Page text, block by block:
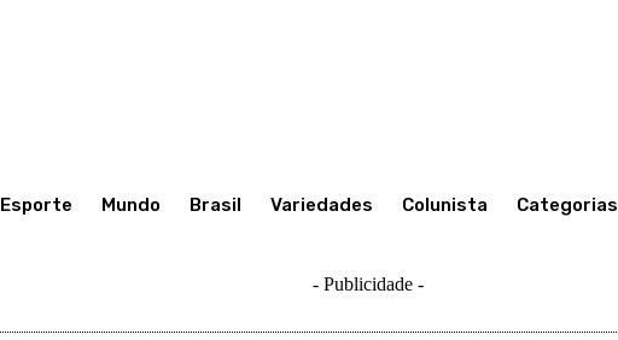
Esporte Mundo Brasil Variedades Colunista Categorias
- Publicidade -